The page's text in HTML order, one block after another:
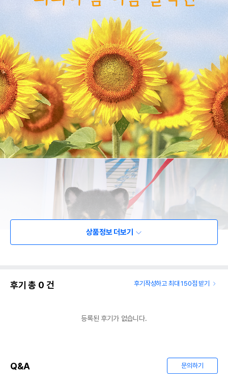
상품정보 더보기
후기 총 0 건 후기작성하고 최대 150점 받기
등록된 후기가 없습니다.
Q&A 문의하기